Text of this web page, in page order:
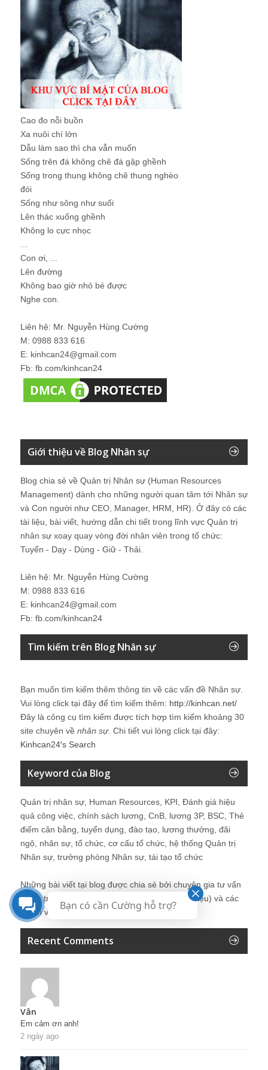
Cao đo nỗi buồn
Xa nuôi chí lớn
Dẫu làm sao thì cha vẫn muốn
Sống trên đá không chê đá gập ghềnh
Sống trong thung không chê thung nghèo
đói
Sống như sông như suối
Lên thác xuống ghềnh
Không lo cực nhọc
Con ơi, ...
Lên đường
Không bao giờ nhỏ bé được
Nghe con.
Liên hệ: Mr. Nguyễn Hùng Cường
M: 0988 833 616
E: kinhcan24@gmail.com
Fb: fb.com/kinhcan24
Giới thiệu về Blog Nhân sự
Blog chia sẻ về Quản trị Nhân sự (Human Resources
Management) dành cho những người quan tâm tới Nhân sự
và Con người như CEO, Manager, HRM, HR). Ở đây có các
tài liệu, bài viết, hướng dẫn chi tiết trong lĩnh vực Quản trị
nhân sự xoay quay vòng đời nhân viên trong tổ chức:
Tuyển - Dạy - Dùng - Giữ - Thải.
Liên hệ: Mr. Nguyễn Hùng Cường
M: 0988 833 616
E: kinhcan24@gmail.com
Fb: fb.com/kinhcan24
Tìm kiếm trên Blog Nhân sự
Bạn muốn tìm kiếm thêm thông tin về các vấn đề Nhân sự
Vui lòng click tại đây để tìm kiếm thêm: http://kinhcan.net/
Đây là công cụ tìm kiếm được tích hợp tìm kiếm khoảng 30
site chuyên về nhân sự. Chi tiết vui lòng click tại đây:
Kinhcan24′s Search
Keyword của Blog
Quản trị nhân sự, Human Resources, KPI, Đánh giá hiệu
quả công việc, chính sách lương, CnB, lương 3P, BSC, Thẻ
điểm cân bằng, tuyển dụng, đào tạo, lương thưởng, đãi
ngộ, nhân sự, tổ chức, cơ cấu tổ chức, hệ thống Quản trị
Nhân sự, trưởng phòng Nhân sự, tái tạo tổ chức
Những bài viết tại blog được chia sẻ bởi chuyên gia tư vấn
Quản trị Nhân sự Nguyễn Hùng Cường (
giới thiệu) và các
thành viên khác trong cộng đồng Nhân sự.
Recent Comments
Vân
Em cảm ơn anh!
2 ngày ago
Bạn có cần Cường hỗ trợ?